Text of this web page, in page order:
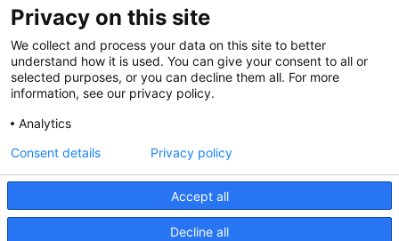
Lectoren en onderzoekers
Bedrijven
Hogescholen
De grootste kennisbank van het HBO
Inspiratie op jouw vakgebied
Privacy on this site
We collect and process your data on this site to better
understand how it is used. You can give your consent to all or
selected purposes, or you can decline them all. For more
information, see our privacy policy.
Analytics
Accept all
Decline all
Consent details Privacy policy